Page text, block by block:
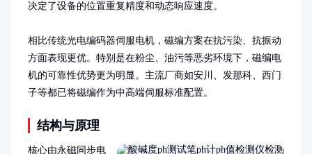
决定了设备的位置重复精度和动态响应速度。
相比传统光电编码器伺服电机，磁编方案在抗污染、抗振动
方面表现更优。特别是在粉尘、油污等恶劣环境下，磁编电
机的可靠性优势更为明显。主流厂商如安川、发那科、西门
子等都已将磁编作为中高端伺服标准配置。
结构与原理
核心由永磁同步电